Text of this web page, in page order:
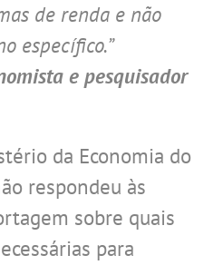
de renda e não
específico.”
e pesquisador
da Economia do
respondeu às
sobre quais
para